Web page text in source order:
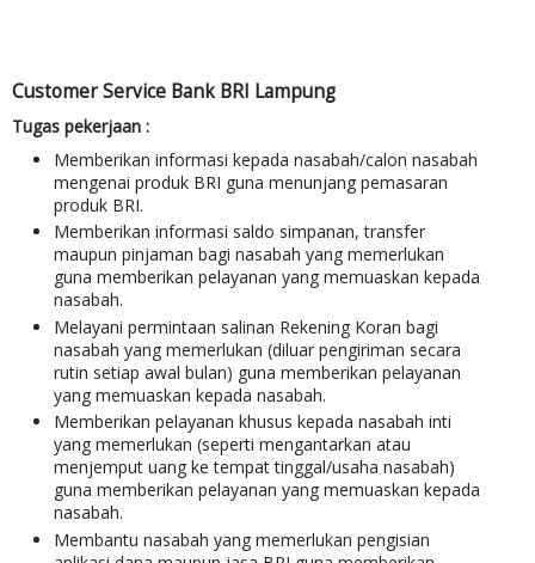
Customer Service Bank BRI Lampung
Tugas pekerjaan :
Memberikan informasi kepada nasabah/calon nasabah
mengenai produk BRI guna menunjang pemasaran
produk BRI.
Memberikan informasi saldo simpanan, transfer
maupun pinjaman bagi nasabah yang memerlukan
guna memberikan pelayanan yang memuaskan kepada
nasabah.
Melayani permintaan salinan Rekening Koran bagi
nasabah yang memerlukan (diluar pengiriman secara
rutin setiap awal bulan) guna memberikan pelayanan
yang memuaskan kepada nasabah.
Memberikan pelayanan khusus kepada nasabah inti
yang memerlukan (seperti mengantarkan atau
menjemput uang ke tempat tinggal/usaha nasabah)
guna memberikan pelayanan yang memuaskan kepada
nasabah.
Membantu nasabah yang memerlukan pengisian